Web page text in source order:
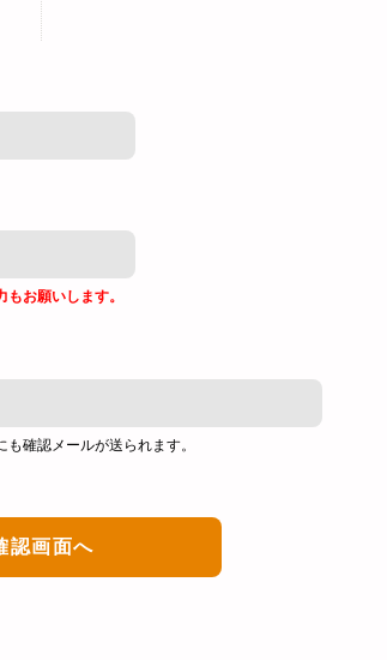
お願いします。
確認メールが送られます。